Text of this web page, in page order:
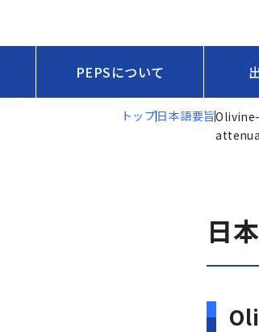
PEPSについて
トップ日本語要旨
日